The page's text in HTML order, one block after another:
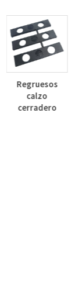
Regruesos
calzo
cerradero